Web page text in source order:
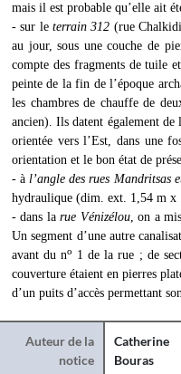
mais il est probable qu’elle ait
- sur leterrain 312 (rue
au jour, sous une couche de
compte des fragments de tuile
peinte de la fin de l’époque
les chambres de chauffe de
ancien). Ils datent également
orientée vers l’Est, dans une
orientation et le bon état de
- àl’angle des rues Mandritsas
hydraulique (dim. ext. 1,54 m
- dans larue Vénizélou, on a
Un segment d’une autre
avant du no
1 de la rue ; de
couverture étaient en pierres
d’un puits d’accès permettant
Auteur de la
notice
Catherine
Bouras